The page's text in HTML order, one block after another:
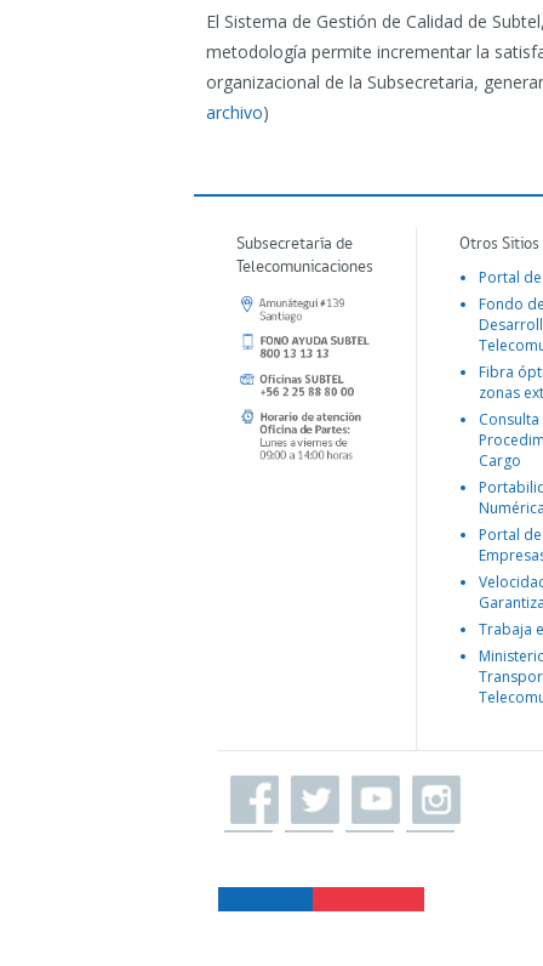
El Sistema de Gestión de Calidad de
metodología permite incrementar la
organizacional de la Subsecretaria,
archivo)
Subsecretaría de
Telecomunicaciones
Otros
Portal
Fondo
Fibra
zonas
Consulta
Cargo
Portal
Trabaja